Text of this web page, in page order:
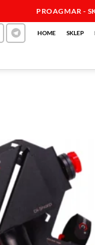
PROAGMAR -
HOME SKLEP